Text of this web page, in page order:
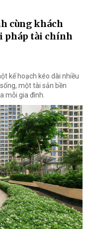
cùng khách
pháp tài chính
kế hoạch kéo dài nhiều
một tài sản bền
mỗi gia đình.